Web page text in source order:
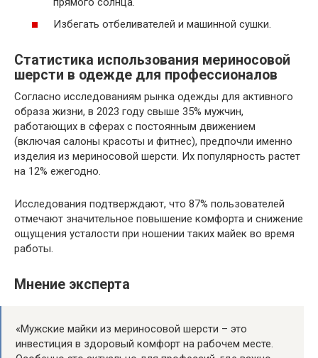
Избегать отбеливателей и машинной сушки.
Статистика использования мериносовой
шерсти в одежде для профессионалов
Согласно исследованиям рынка одежды для активного
образа жизни, в 2023 году свыше 35% мужчин,
работающих в сферах с постоянным движением
(включая салоны красоты и фитнес), предпочли именно
изделия из мериносовой шерсти. Их популярность растет
на 12% ежегодно.
Исследования подтверждают, что 87% пользователей
отмечают значительное повышение комфорта и снижение
ощущения усталости при ношении таких майек во время
работы.
Мнение эксперта
«Мужские майки из мериносовой шерсти – это
инвестиция в здоровый комфорт на рабочем месте.